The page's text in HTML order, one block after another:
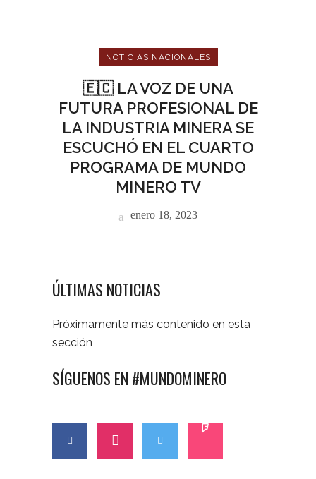
NOTICIAS NACIONALES
🇪🇨 LA VOZ DE UNA
FUTURA PROFESIONAL DE
LA INDUSTRIA MINERA SE
ESCUCHÓ EN EL CUARTO
PROGRAMA DE MUNDO
MINERO TV
enero 18, 2023
ÚLTIMAS NOTICIAS
Próximamente más contenido en esta
sección
SÍGUENOS EN #MUNDOMINERO